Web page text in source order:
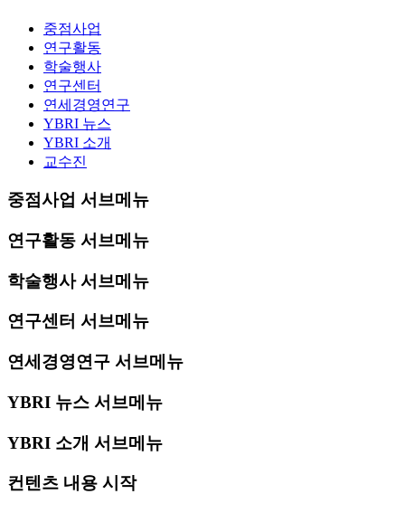
중점사업
연구활동
학술행사
연구센터
연세경영연구
YBRI 뉴스
YBRI 소개
교수진
중점사업 서브메뉴
연구활동 서브메뉴
학술행사 서브메뉴
연구센터 서브메뉴
연세경영연구 서브메뉴
YBRI 뉴스 서브메뉴
YBRI 소개 서브메뉴
컨텐츠 내용 시작